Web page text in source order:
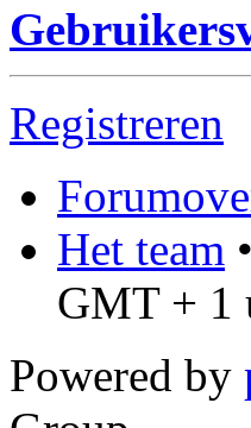
Registreren
Het team •
GMT + 1
Powered by